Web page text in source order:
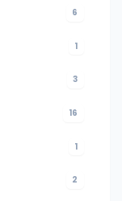
6
1
3
16
1
2